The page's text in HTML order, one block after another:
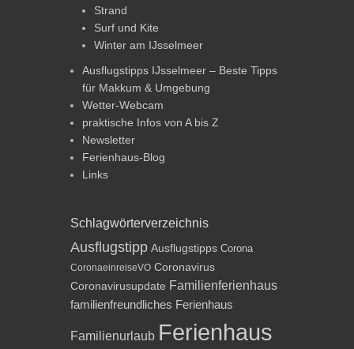
Strand
Surf und Kite
Winter am IJsselmeer
Ausflugstipps IJsselmeer – Beste Tipps
für Makkum & Umgebung
Wetter-Webcam
praktische Infos von A bis Z
Newsletter
Ferienhaus-Blog
Links
Schlagwörterverzeichnis
Ausflugstipp Ausflugstipps Corona
CoronaeinreiseVO Coronavirus
Coronavirusupdate Familienferienhaus
familienfreundliches Ferienhaus
Familienurlaub Ferienhaus